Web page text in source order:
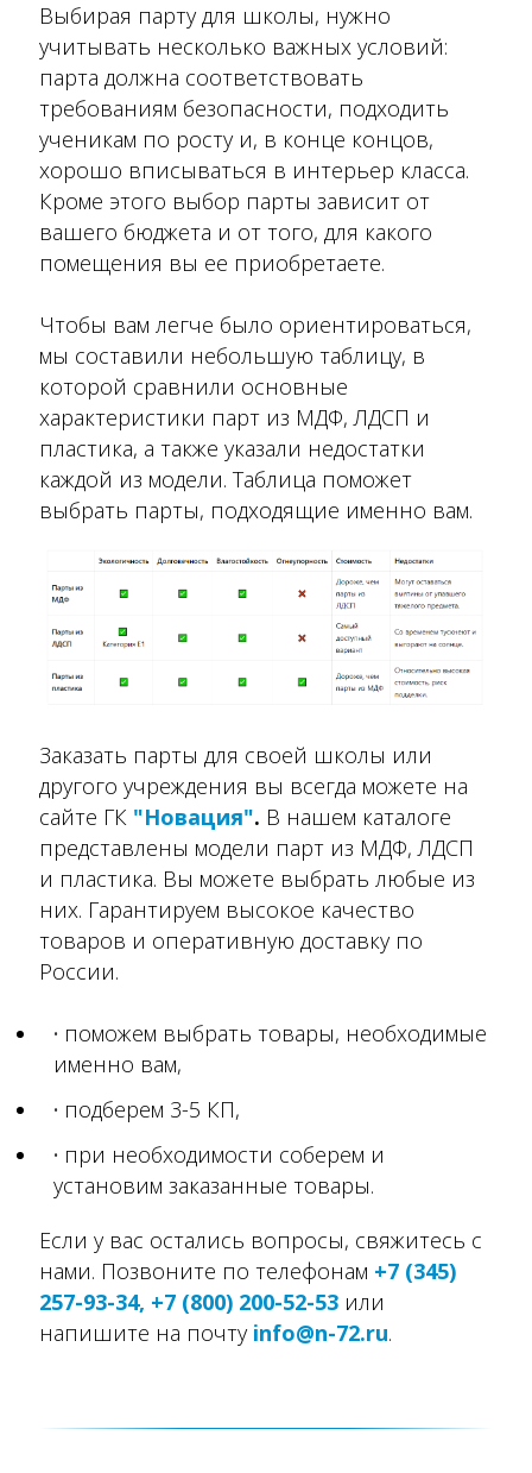
Выбирая парту для школы, нужно
учитывать несколько важных условий:
парта должна соответствовать
требованиям безопасности, подходить
ученикам по росту и, в конце концов,
хорошо вписываться в интерьер класса.
Кроме этого выбор парты зависит от
вашего бюджета и от того, для какого
помещения вы ее приобретаете.
Чтобы вам легче было ориентироваться,
мы составили небольшую таблицу, в
которой сравнили основные
характеристики парт из МДФ, ЛДСП и
пластика, а также указали недостатки
каждой из модели. Таблица поможет
выбрать парты, подходящие именно вам.
Заказать парты для своей школы или
другого учреждения вы всегда можете на
сайте ГК "Новация". В нашем каталоге
представлены модели парт из МДФ, ЛДСП
и пластика. Вы можете выбрать любые из
них. Гарантируем высокое качество
товаров и оперативную доставку по
России.
поможем выбрать товары, необходимые
именно вам,
подберем 3-5 КП,
при необходимости соберем и
установим заказанные товары.
Если у вас остались вопросы, свяжитесь с
нами. Позвоните по телефонам +7 (345)
257-93-34, +7 (800) 200-52-53 или
напишите на почту info@n-72.ru.